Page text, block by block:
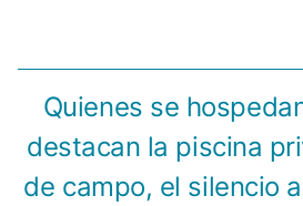
Quienes se
destacan la piscina
de campo, el silencio